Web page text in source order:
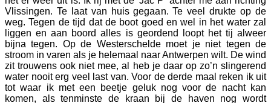
Vlissingen. Te laat van huis gegaan. Te veel drukte op de
weg. Tegen de tijd dat de boot goed en wel in het water zal
liggen en aan boord alles is geordend loopt het tij alweer
bijna tegen. Op de Westerschelde moet je niet tegen de
stroom in varen als je helemaal naar Antwerpen wilt. De wind
zit trouwens ook niet mee, al heb je daar op zo’n slingerend
water nooit erg veel last van. Voor de derde maal reken ik uit
tot waar ik met een beetje geluk nog voor de nacht kan
komen, als tenminste de kraan bij de haven nog wordt